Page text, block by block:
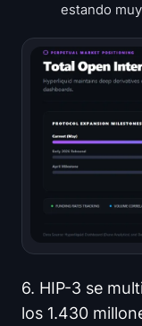
estando
6. HIP-3 se
los 1.430